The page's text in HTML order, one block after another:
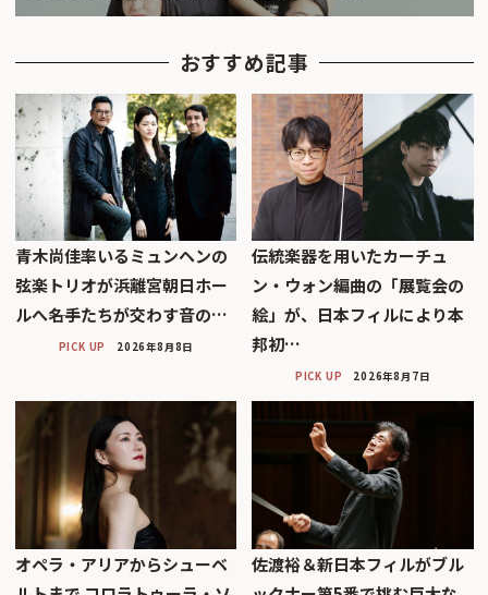
おすすめ記事
青木尚佳率いるミュンヘンの
弦楽トリオが浜離宮朝日ホー
ルへ――名手たちが交わす音の…
PICK UP 2026年8月8日
伝統楽器を用いたカーチュ
ン・ウォン編曲の「展覧会の
絵」が、日本フィルにより本
邦初…
PICK UP 2026年8月7日
オペラ・アリアからシューベ
佐渡裕＆新日本フィルがブル